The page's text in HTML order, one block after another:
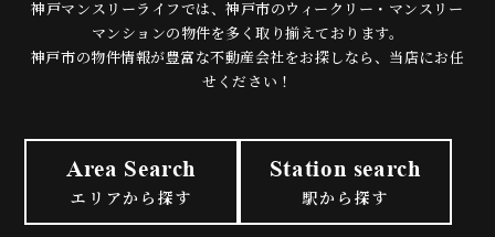
神戸マンスリーライフでは、神戸市のウィークリー・マンスリー
マンションの物件を多く取り揃えております。
神戸市の物件情報が豊富な不動産会社をお探しなら、当店にお任
せください！
Area Search
エリアから探す
Station search
駅から探す